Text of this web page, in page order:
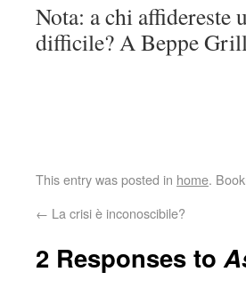
Nota: a chi affidereste
difficile? A Beppe
This entry was posted in home.
← La crisi è inconoscibile?
2 Responses to